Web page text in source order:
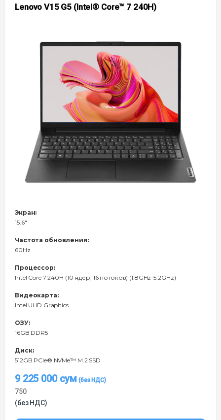
Lenovo V15 G5 (Intel® Core™ 7 240H)
Экран:
15.6"
Частота обновления:
60Hz
Процессор:
Intel Core 7 240H (10 ядер; 16 потоков) (1.8GHz-5.2GHz)
Видеокарта:
Intel UHD Graphics
ОЗУ:
16GB DDR5
Диск:
512GB PCIe® NVMe™ M.2 SSD
9 225 000 сум
750
(без НДС)